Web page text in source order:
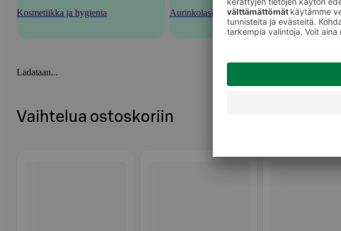
Kosmetiikka ja hygienia Aurinkolasit, silmälasit ja tarvikkeet
Ladataan...
Vaihtelua ostoskoriin